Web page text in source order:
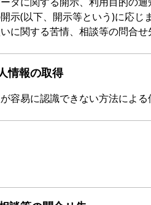
示(以下、開示等という)に応じま
関する苦情、相談等の問合せ
情報の取得
易に認識できない方法による